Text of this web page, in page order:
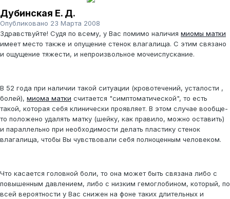
Дубинская Е. Д.
Опубликовано 23 Марта 2008
Здравствуйте! Судя по всему, у Вас помимо наличия миомы матки
имеет место также и опущение стенок влагалища. С этим связано
и ощущение тяжести, и непроизвольное мочеиспускание.
В 52 года при наличии такой ситуации (кровотечений, усталости ,
болей), миома матки считается "симптоматической", то есть
такой, которая себя клинически проявляет. В этом случае вообще-
то положено удалять матку (шейку, как правило, можно оставить)
и параллельно при необходимости делать пластику стенок
влагалища, чтобы Вы чувствовали себя полноценным человеком.
Что касается головной боли, то она может быть связана либо с
повышенным давлением, либо с низким гемоглобином, который, по
всей вероятности у Вас снижен на фоне таких длительных и